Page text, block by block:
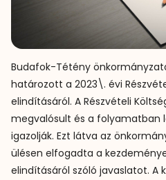
Budafok-Tétény
határozott a 2023\. évi
elindításáról. A Részvételi
megvalósult és a folyamatban
igazolják. Ezt látva az
ülésen elfogadta a
elindításáról szóló javaslatot. A